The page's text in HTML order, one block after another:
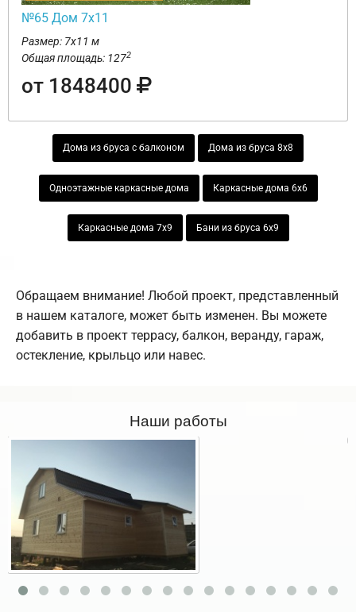
№65 Дом 7х11
Размер: 7х11 м
Общая площадь: 1272
от 1848400
Дома из бруса с балконом Дома из бруса 8х8
Одноэтажные каркасные дома Каркасные дома 6х6
Каркасные дома 7х9 Бани из бруса 6х9
Обращаем внимание! Любой проект, представленный
в нашем каталоге, может быть изменен. Вы можете
добавить в проект террасу, балкон, веранду, гараж,
остекление, крыльцо или навес.
Наши работы